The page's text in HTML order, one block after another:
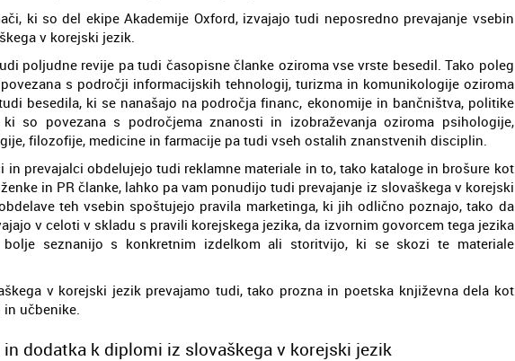
ki so del ekipe Akademije Oxford, izvajajo tudi neposredno prevajanje vsebin
v korejski jezik.
poljudne revije pa tudi časopisne članke oziroma vse vrste besedil. Tako poleg
s področji informacijskih tehnologij, turizma in komunikologije oziroma
besedila, ki se nanašajo na področja financ, ekonomije in bančništva, politike
so povezana s področjema znanosti in izobraževanja oziroma psihologije,
filozofije, medicine in farmacije pa tudi vseh ostalih znanstvenih disciplin.
in prevajalci obdelujejo tudi reklamne materiale in to, tako kataloge in brošure kot
in PR članke, lahko pa vam ponudijo tudi prevajanje iz slovaškega v korejski
teh vsebin spoštujejo pravila marketinga, ki jih odlično poznajo, tako da
v celoti v skladu s pravili korejskega jezika, da izvornim govorcem tega jezika
seznanijo s konkretnim izdelkom ali storitvijo, ki se skozi te materiale
v korejski jezik prevajamo tudi, tako prozna in poetska književna dela kot
učbenike.
dodatka k diplomi iz slovaškega v korejski jezik